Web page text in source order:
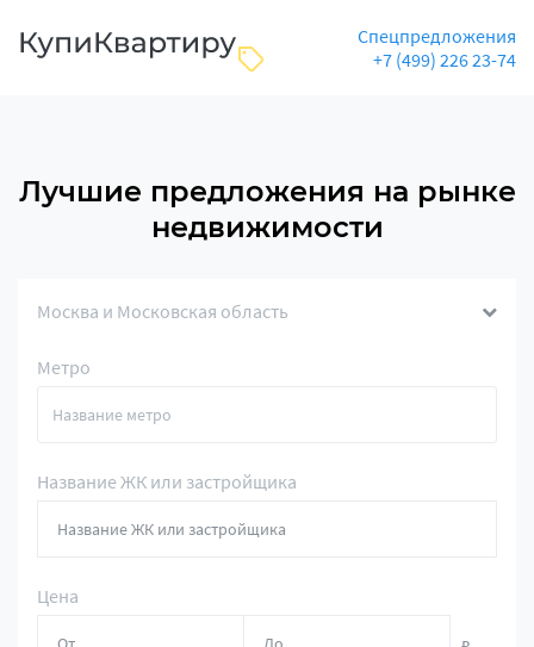
Спецпредложения
+7 (499) 226 23-74
Лучшие предложения на рынке
недвижимости
Москва и Московская область
Метро
Название ЖК или застройщика
Цена